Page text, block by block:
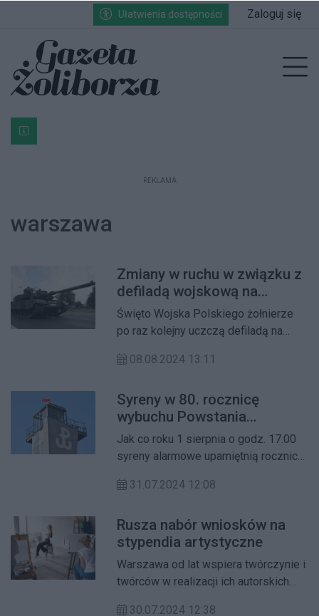
Przejdź do głównych treści
Przejdź do wyszukiwarki
Przejdź do głównego menuUłatwienia dostępności Zaloguj się
Bardzo ważna informacja dla podatników posiadających
REKLAMA
warszawa
Zmiany w ruchu w związku z
defiladą wojskową na
Wisłostradzie
Święto Wojska Polskiego żołnierze
po raz kolejny uczczą defiladą na
Uroczystość poprzedzi próba
rano. Organizacja obu wydarzeń
będzie wiązała się z dużymi
zmianami w organizacji ruchu.
08.08.2024 13:11
Syreny w 80. rocznicę
wybuchu Powstania
Warszawskiego
Jak co roku 1 sierpnia o godz. 17.00
syreny alarmowe upamiętnią rocznicę
31.07.2024 12:08
Rusza nabór wniosków na
stypendia artystyczne
Warszawa od lat wspiera twórczynie i
twórców w realizacji ich autorskich
30.07.2024 12:38